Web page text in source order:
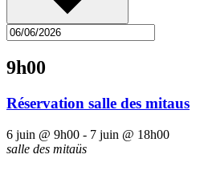
9h00
Réservation salle des mitaus
6 juin @ 9h00 - 7 juin @ 18h00
salle des mitaüs